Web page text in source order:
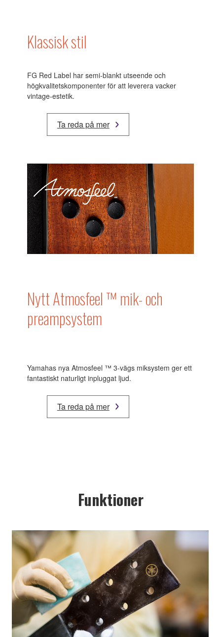
Klassisk stil
FG Red Label har semi-blankt utseende och
högkvalitetskomponenter för att leverera vacker
vintage-estetik.
Ta reda på mer
Nytt Atmosfeel ™ mik- och
preampsystem
Yamahas nya Atmosfeel ™ 3-vägs miksystem ger ett
fantastiskt naturligt inpluggat ljud.
Ta reda på mer
Funktioner